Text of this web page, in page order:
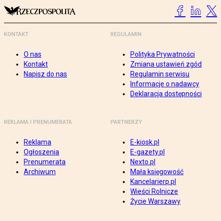
KONTAKT
O nas
Kontakt
Napisz do nas
REGULAMIN
Polityka Prywatności
Zmiana ustawień zgód
Regulamin serwisu
Informacje o nadawcy
Deklaracja dostępności
REKLAMA I PRENUMERATA
Reklama
Ogłoszenia
Prenumerata
Archiwum
PARTNERZY
E-kiosk.pl
E-gazety.pl
Nexto.pl
Mała księgowość
Kancelarierp.pl
Wieści Rolnicze
Życie Warszawy